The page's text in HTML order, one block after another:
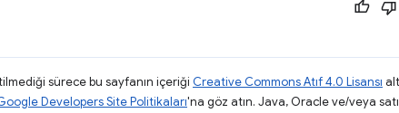
sürece bu sayfanın içeriği Creative Commons Atıf 4.0 Lisansı
Developers Site Politikaları'na göz atın. Java, Oracle ve/veya